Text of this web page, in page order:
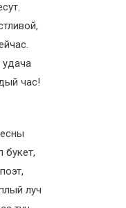
удача
час!
букет,
луч